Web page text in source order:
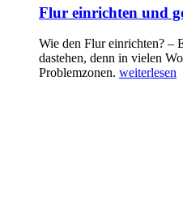
Flur einrichten und
Wie den Flur einrichten? –
dastehen, denn in vielen
Problemzonen. weiterlesen